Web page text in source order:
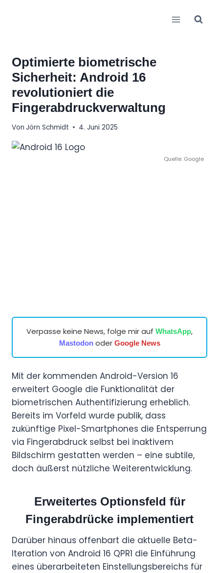
Optimierte biometrische
Sicherheit: Android 16
revolutioniert die
Fingerabdruckverwaltung
Von Jörn Schmidt 4. Juni 2025
Quelle: Google
Verpasse keine News, folge mir auf WhatsApp,
Mastodonoder Google News
Mit der kommenden Android-Version 16
erweitert Google die Funktionalität der
biometrischen Authentifizierung erheblich.
Bereits im Vorfeld wurde publik, dass
zukünftige Pixel-Smartphones die Entsperrung
via Fingerabdruck selbst bei inaktivem
Bildschirm gestatten werden – eine subtile,
doch äußerst nützliche Weiterentwicklung.
Erweitertes Optionsfeld für
Fingerabdrücke implementiert
Darüber hinaus offenbart die aktuelle Beta-
Iteration von Android 16 QPR1 die Einführung
eines überarbeiteten Einstellungsbereichs für